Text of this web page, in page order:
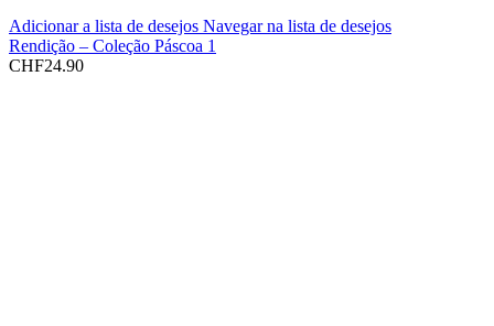
Adicionar a lista de desejos Navegar na lista de desejos
Rendição – Coleção Páscoa 1
CHF24.90